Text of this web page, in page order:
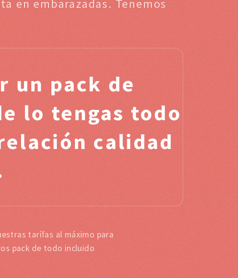
en embarazadas. Tenemos
un pack de
lo tengas todo
calidad
tarífas al máximo para
pack de todo incluido